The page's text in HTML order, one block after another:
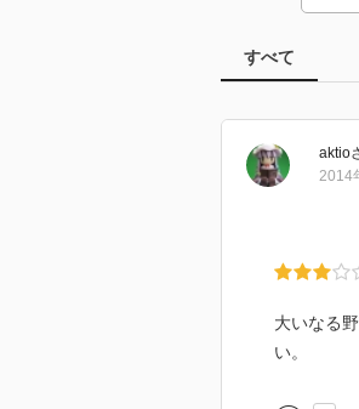
すべて
aktio
2014
大いなる
い。